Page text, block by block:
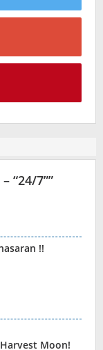
“24/7””
!!
Moon!